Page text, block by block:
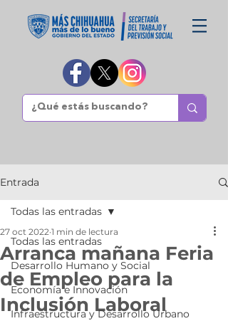
Entrada
Todas las entradas
Desarrollo Humano y Social
Economía e Innovación
Infraestructura y Desarrollo Urbano
Todas las entradas
Arranca mañana Feria
de Empleo para la
Inclusión Laboral
27 oct 2022 1 min de lectura